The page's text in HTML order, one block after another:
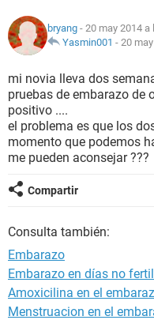
NUTRICIÓN
BIENESTAR
SEXUALIDAD
GLOSARIO
bryang - 20 may 2014 a
Yasmin001 - 20
mi novia lleva dos
pruebas de embarazo de
positivo ....
el problema es que los
momento que podemos
me pueden aconsejar ???
Compartir
Consulta también:
Embarazo
Embarazo en días no
Amoxicilina en el
Menstruacion en el